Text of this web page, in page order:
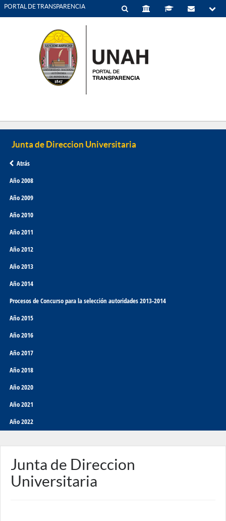
PORTAL DE TRANSPARENCIA
Atrás
Año 2008
Año 2009
Año 2010
Año 2011
Año 2012
Año 2013
Año 2014
Procesos de Concurso para la selección autoridades 2013-2014
Año 2015
Año 2016
Año 2017
Año 2018
Año 2020
Año 2021
Año 2022
Junta de Direccion
Universitaria